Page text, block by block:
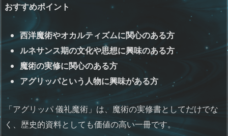
おすすめポイント
西洋魔術やオカルティズムに関心のある方
ルネサンス期の文化や思想に興味のある方
魔術の実修に関心のある方
アグリッパという人物に興味がある方
「アグリッパ 儀礼魔術」は、魔術の実修書としてだけでな
く、歴史的資料としても価値の高い一冊です。